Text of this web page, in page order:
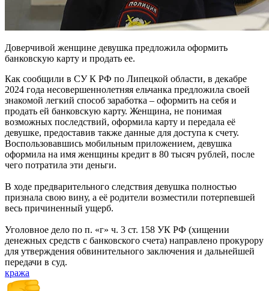
Доверчивой женщине девушка предложила оформить
банковскую карту и продать ее.
Как сообщили в СУ К РФ по Липецкой области, в декабре
2024 года несовершеннолетняя ельчанка предложила своей
знакомой легкий способ заработка – оформить на себя и
продать ей банковскую карту. Женщина, не понимая
возможных последствий, оформила карту и передала её
девушке, предоставив также данные для доступа к счету.
Воспользовавшись мобильным приложением, девушка
оформила на имя женщины кредит в 80 тысяч рублей, после
чего потратила эти деньги.
В ходе предварительного следствия девушка полностью
признала свою вину, а её родители возместили потерпевшей
весь причиненный ущерб.
Уголовное дело по п. «г» ч. 3 ст. 158 УК РФ (хищении
денежных средств с банковского счета) направлено прокурору
для утверждения обвинительного заключения и дальнейшей
передачи в суд.
кража